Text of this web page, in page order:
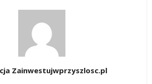
Zainwestujwprzyszlosc.pl